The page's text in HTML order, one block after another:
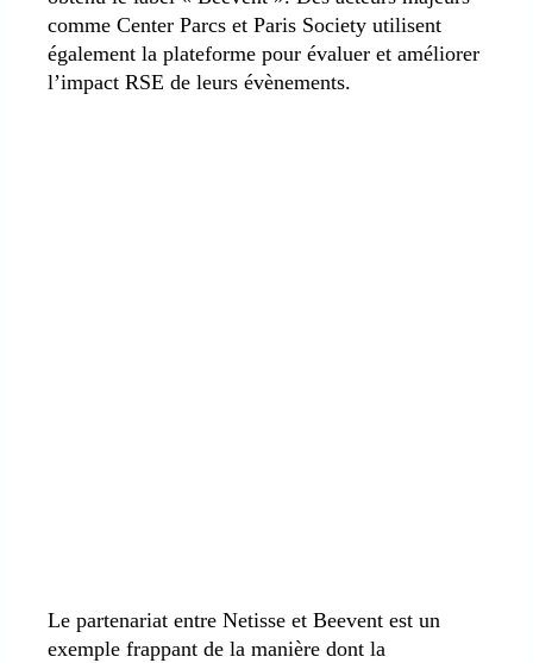
comme Center Parcs et Paris Society utilisent
également la plateforme pour évaluer et améliorer
l’impact RSE de leurs évènements.
Le partenariat entre Netisse et Beevent est un
exemple frappant de la manière dont la